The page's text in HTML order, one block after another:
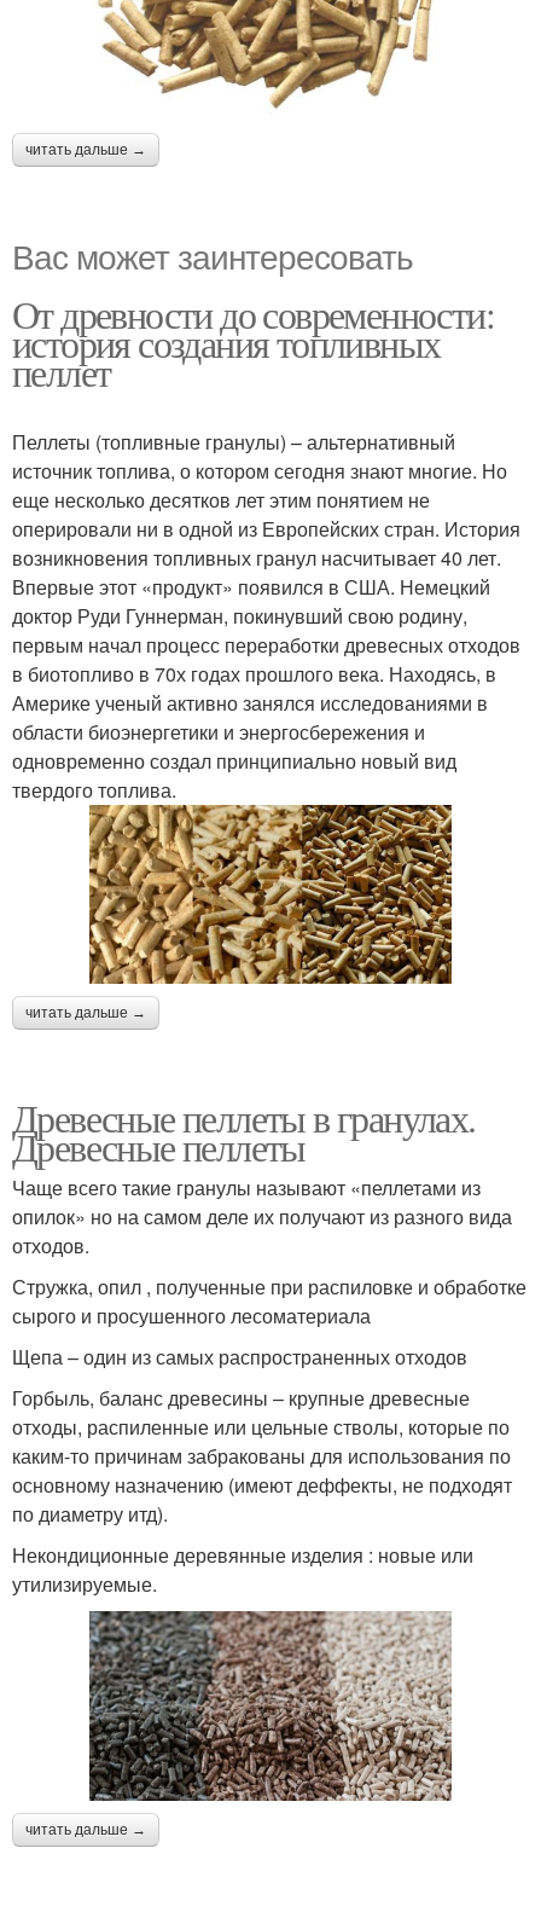
читать дальше →
Вас может заинтересовать
От древности до современности:
история создания топливных
пеллет
Пеллеты (топливные гранулы) – альтернативный
источник топлива, о котором сегодня знают многие. Но
еще несколько десятков лет этим понятием не
оперировали ни в одной из Европейских стран. История
возникновения топливных гранул насчитывает 40 лет.
Впервые этот «продукт» появился в США. Немецкий
доктор Руди Гуннерман, покинувший свою родину,
первым начал процесс переработки древесных отходов
в биотопливо в 70х годах прошлого века. Находясь, в
Америке ученый активно занялся исследованиями в
области биоэнергетики и энергосбережения и
одновременно создал принципиально новый вид
твердого топлива.
читать дальше →
Древесные пеллеты в гранулах.
Древесные пеллеты
Чаще всего такие гранулы называют «пеллетами из
опилок» но на самом деле их получают из разного вида
отходов.
Стружка, опил , полученные при распиловке и обработке
сырого и просушенного лесоматериала
Щепа – один из самых распространенных отходов
Горбыль, баланс древесины – крупные древесные
отходы, распиленные или цельные стволы, которые по
каким-то причинам забракованы для использования по
основному назначению (имеют деффекты, не подходят
по диаметру итд).
Некондиционные деревянные изделия : новые или
утилизируемые.
читать дальше →